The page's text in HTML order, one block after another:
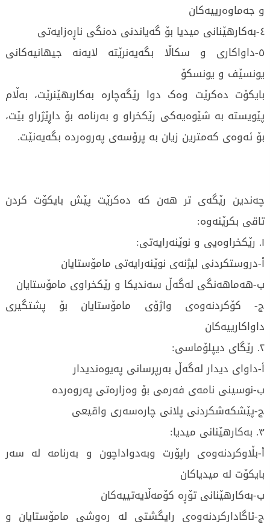
و جەماوەرییەکان
٤-بەکارهێنانی میدیا بۆ گەیاندنی دەنگی ناڕەزایەتی
٥-داواکاری و سکاڵا بگەیەنرێتە لایەنە جیهانیەکانی
یونسێف و یونسکۆ
بایکۆت دەکرێت وەک دوا رێگەچارە بەکاربهێنرێت، بەڵام
پێویستە بە شێوەیەکی رێکخراو و بەرنامە بۆ داڕێژراو بێت،
بۆ ئەوەی کەمترین زیان بە پرۆسەی پەروەردە بگەیەنێت.
چەندین رێگەی تر هەن کە دەکرێت پێش بایکۆت کردن
تاقی بکرێنەوە:
١. رێکخراوەیی و نوێنەرایەتی:
أ-دروستکردنی لیژنەی نوێنەرایەتی مامۆستایان
ب-هەماهەنگی لەگەڵ سەندیکا و رێکخراوی مامۆستایان
ج- کۆکردنەوەی واژۆی مامۆستایان بۆ پشتگیری
داواکارییەکان
٢. رێگای دیپلۆماسی:
أ-داوای دیدار لەگەڵ بەرپرسانی پەیوەندیدار
ب-نوسینی نامەی فەرمی بۆ وەزارەتی پەروەردە
ج-پێشکەشکردنی پلانی چارەسەری واقیعی
٣. بەکارهێنانی میدیا:
أ-بڵاوکردنەوەی راپۆرت وبەدواداچون و بەرنامە لە سەر
بایکۆت لە میدیاکان
ب-بەکارهێنانی تۆڕە کۆمەڵایەتییەکان
ج-ئاگادارکردنەوەی رایگشتی لە رەوشی مامۆستایان و